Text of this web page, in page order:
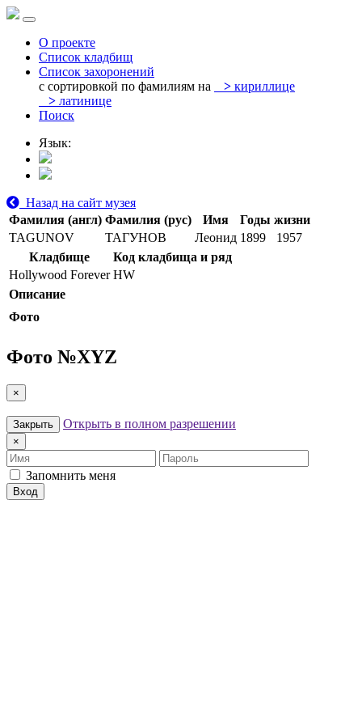
О проекте
Список кладбищ
Список захоронений
с сортировкой по фамилиям на
> кириллице
> латинице
Поиск
Язык:
Назад на сайт музея
Фамилия (англ) Фамилия (рус) Имя
Годы жизни
TAGUNOV
ТАГУНОВ Леонид 1899
1957
Кладбище
Код кладбища и ряд
Hollywood Forever HW
Описание
Фото
Фото №XYZ
×
Закрыть Открыть в полном разрешении
×
Имя
Пароль
Запомнить меня
Вход